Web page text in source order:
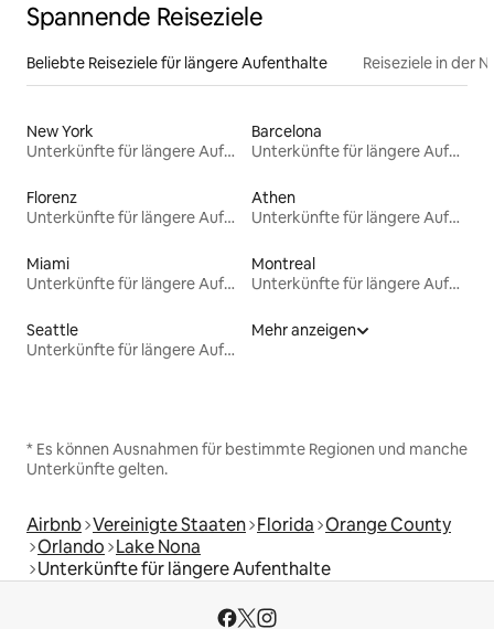
Spannende Reiseziele
Beliebte Reiseziele für längere Aufenthalte Reiseziele in der
New York
Unterkünfte für längere Aufenthalte
Barcelona
Unterkünfte für längere Aufenthalte
Florenz
Unterkünfte für längere Aufenthalte
Athen
Unterkünfte für längere Aufenthalte
Miami
Unterkünfte für längere Aufenthalte
Montreal
Unterkünfte für längere Aufenthalte
Seattle
Unterkünfte für längere Aufenthalte
Mehr anzeigen
* Es können Ausnahmen für bestimmte Regionen und manche
Unterkünfte gelten.
Airbnb Vereinigte Staaten Florida Orange County
Orlando Lake Nona
Unterkünfte für längere Aufenthalte